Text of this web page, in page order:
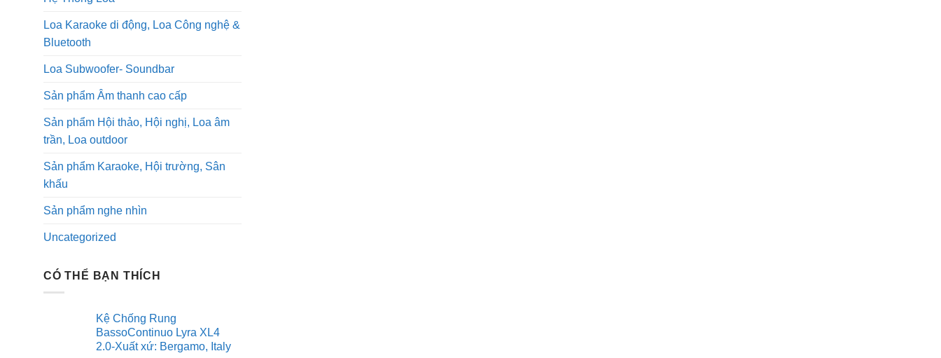
Loa Karaoke di động, Loa Công nghệ &
Bluetooth
Loa Subwoofer- Soundbar
Sản phẩm Âm thanh cao cấp
Sản phẩm Hội thảo, Hội nghị, Loa âm
trần, Loa outdoor
Sản phẩm Karaoke, Hội trường, Sân
khấu
Sản phẩm nghe nhìn
Uncategorized
CÓ THỂ BẠN THÍCH
Kệ Chống Rung
BassoContinuo Lyra XL4
2.0-Xuất xứ: Bergamo, Italy